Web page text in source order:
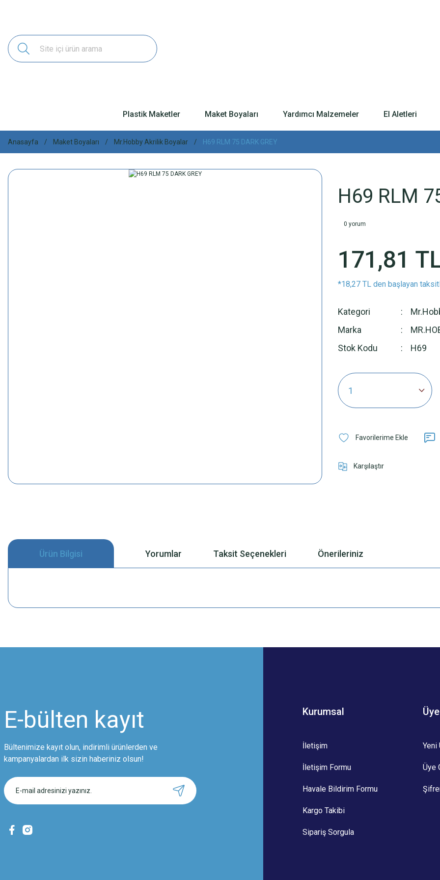
Plastik Maketler Maket Boyaları Yardımcı Malzemeler El Aletleri
Anasayfa Maket Boyaları Mr.Hobby Akrilik Boyalar H69 RLM 75 DARK GREY
H69 RLM
0 yorum
171,81
*18,27 TL den başlayan
Kategori
Marka
Stok Kodu
H69
Karşılaştır
Ürün Bilgisi Yorumlar Taksit Seçenekleri Önerileriniz
Bu ürüne ilk yorumu siz yapın!
Bu ürüne benzer farklı alternatifler olmalı.
Gönder
E-bülten kayıt
Bültenimize kayıt olun, indirimli ürünlerden ve
kampanyalardan ilk sizin haberiniz olsun!
Kurumsal
İletişim
İletişim Formu
Havale Bildirim Formu
Kargo Takibi
Sipariş Sorgula
Yeni
Üye